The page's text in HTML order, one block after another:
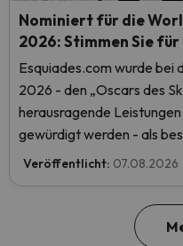
Nominiert für die
2026: Stimmen Sie für
Esquiades.com wurde bei
2026 - den „Oscars des
herausragende
gewürdigt werden - als
Skiurlaubveranstalter der
ersten Platz zu erreichen!
Veröffentlicht: 07.08.2026